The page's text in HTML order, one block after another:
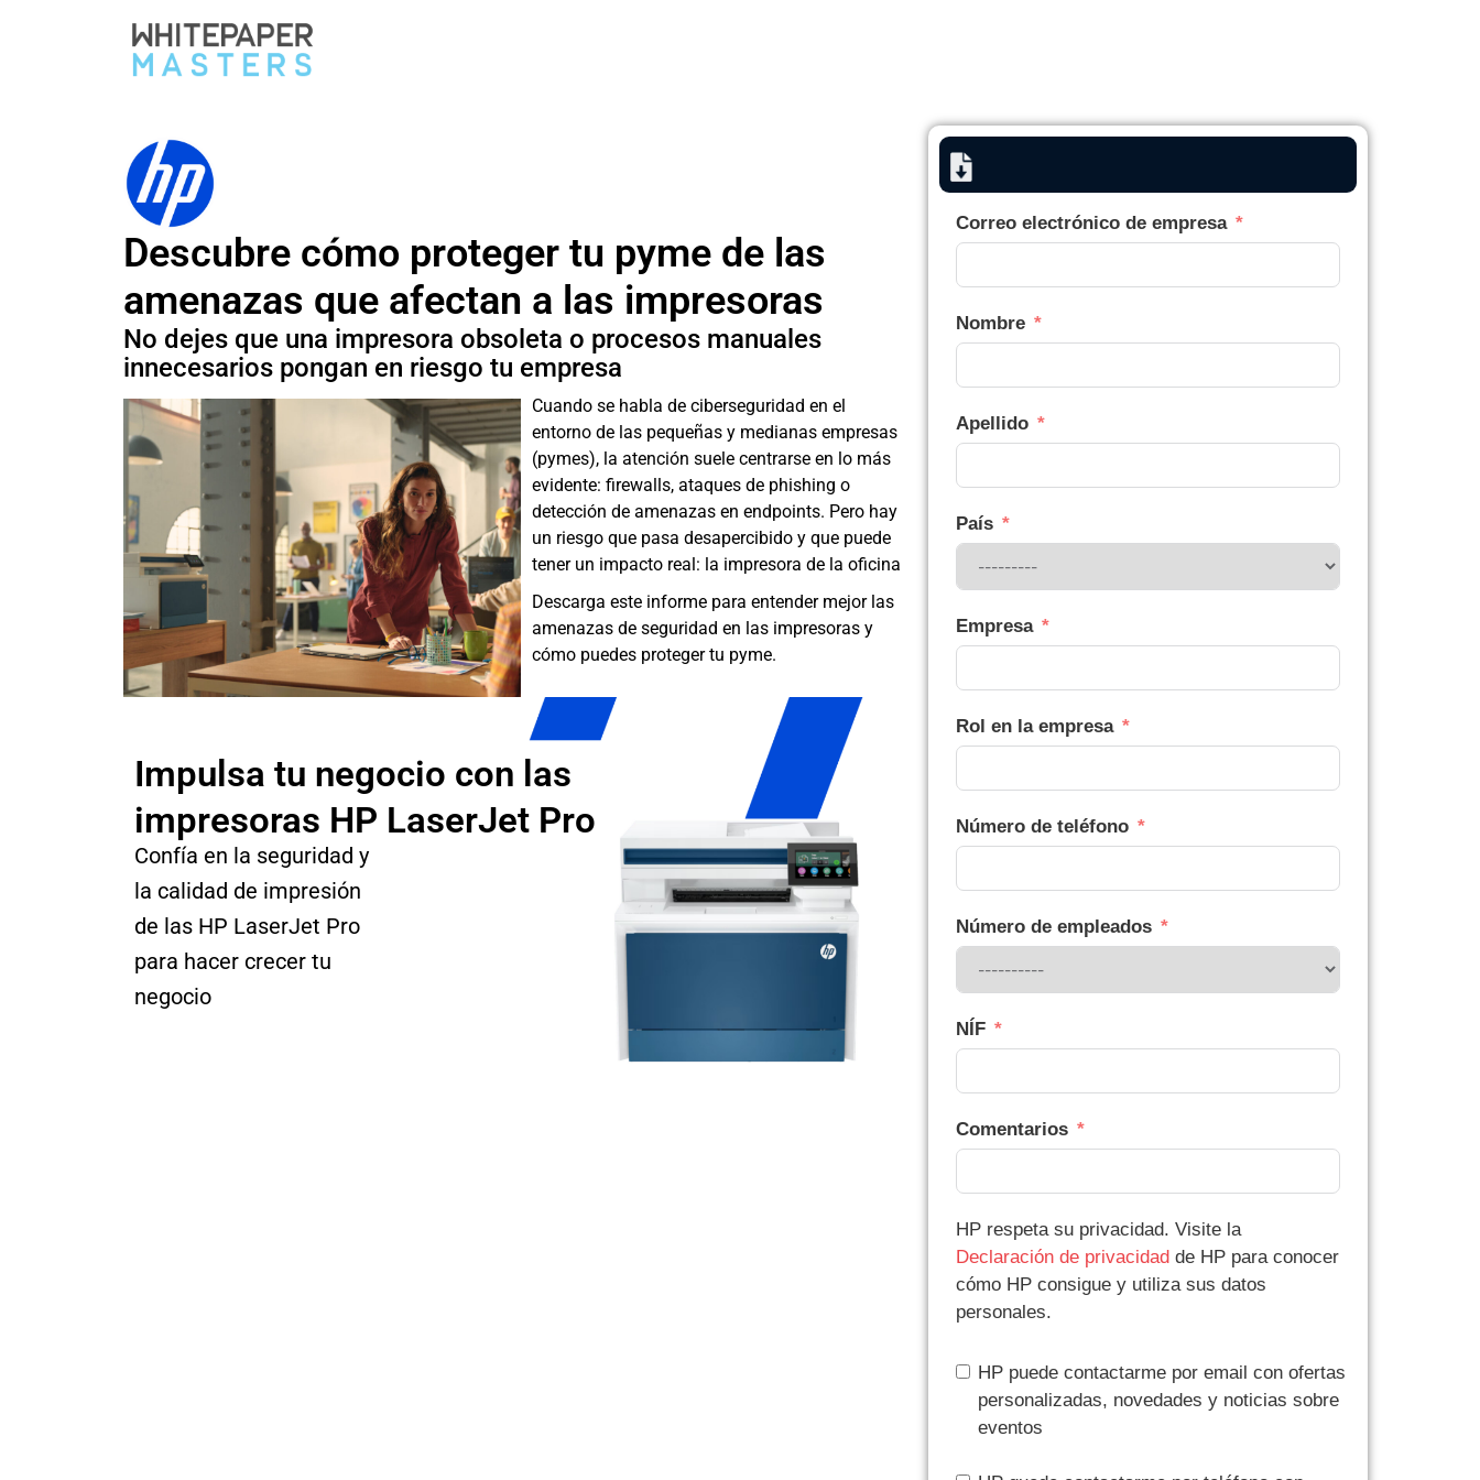
Descubre cómo proteger tu pyme de las
amenazas que afectan a las impresoras
No dejes que una impresora obsoleta o procesos manuales
innecesarios pongan en riesgo tu empresa
Cuando se habla de ciberseguridad en el
entorno de las pequeñas y medianas empresas
(pymes), la atención suele centrarse en lo más
evidente: firewalls, ataques de phishing o
detección de amenazas en endpoints. Pero hay
un riesgo que pasa desapercibido y que puede
tener un impacto real: la impresora de la oficina
Descarga este informe para entender mejor las
amenazas de seguridad en las impresoras y
cómo puedes proteger tu pyme.
Impulsa tu negocio con las
impresoras HP LaserJet Pro
Confía en la seguridad y
la calidad de impresión
de las HP LaserJet Pro
para hacer crecer tu
negocio
Correo electrónico de empresa
Nombre
Apellido
País
Empresa
Rol en la empresa
Número de teléfono
Número de empleados
NÍF
Comentarios
HP respeta su privacidad. Visite la
Declaración de privacidad de HP para conocer
cómo HP consigue y utiliza sus datos
personales.
HP puede contactarme por email con ofertas
personalizadas, novedades y noticias sobre
eventos